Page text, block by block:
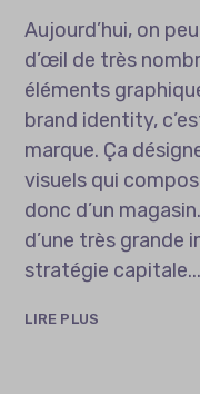
Aujourd’hui, on
d’œil de très
éléments
brand identity,
marque. Ça
visuels qui
donc d’un
d’une très grande
stratégie capitale...
LIRE PLUS